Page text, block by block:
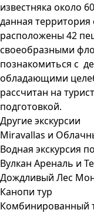
известняка около
данная
расположены 42
своеобразными
познакомиться с
обладающими
рассчитан на
подготовкой.
Другие экскурсии
Miravallas и
Водная экскурсия
Вулкан Ареналь и
Дождливый Лес
Канопи тур
Комбинированный